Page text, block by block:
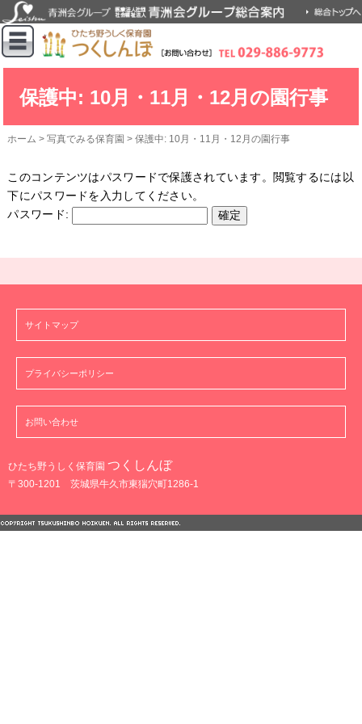
保護中: 10月・11月・12月の園行事
ホーム >写真でみる保育園 >保護中: 10月・11月・12月の園行事
このコンテンツはパスワードで保護されています。閲覧するには以
下にパスワードを入力してください。
パスワード:
サイトマップ
プライバシーポリシー
お問い合わせ
ひたち野うしく保育園 つくしんぼ
〒300-1201 茨城県牛久市東猯穴町1286-1